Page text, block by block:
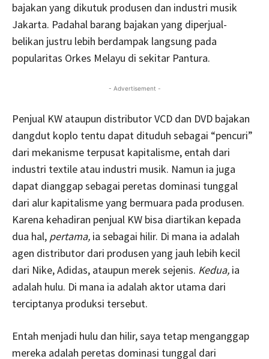
bajakan yang dikutuk produsen dan industri musik
Jakarta. Padahal barang bajakan yang diperjual-
belikan justru lebih berdampak langsung pada
popularitas Orkes Melayu di sekitar Pantura.
- Advertisement -
Penjual KW ataupun distributor VCD dan DVD bajakan
dangdut koplo tentu dapat dituduh sebagai “pencuri”
dari mekanisme terpusat kapitalisme, entah dari
industri textile atau industri musik. Namun ia juga
dapat dianggap sebagai peretas dominasi tunggal
dari alur kapitalisme yang bermuara pada produsen.
Karena kehadiran penjual KW bisa diartikan kepada
dua hal, pertama, ia sebagai hilir. Di mana ia adalah
agen distributor dari produsen yang jauh lebih kecil
dari Nike, Adidas, ataupun merek sejenis. Kedua, ia
adalah hulu. Di mana ia adalah aktor utama dari
terciptanya produksi tersebut.
Entah menjadi hulu dan hilir, saya tetap menganggap
mereka adalah peretas dominasi tunggal dari